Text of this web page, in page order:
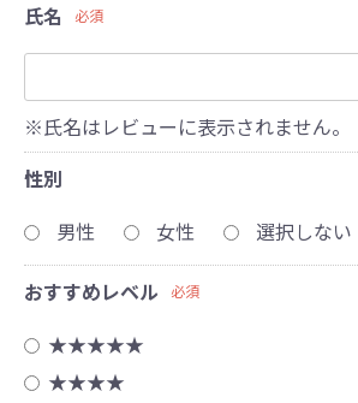
氏名
必須
※氏名はレビューに表示されません。
性別
男性
女性 選択しない
おすすめレベル 必須
★★★★★
★★★★